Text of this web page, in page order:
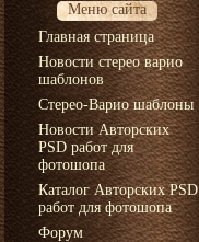
Меню сайта
Главная страница
Новости стерео варио
шаблонов
Стерео-Варио шаблоны
Новости Авторских
PSD работ для
фотошопа
Каталог Авторских PSD
работ для фотошопа
Форум